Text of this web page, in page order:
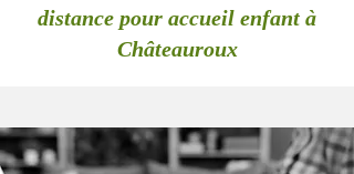
distance pour accueil enfant à
Châteauroux